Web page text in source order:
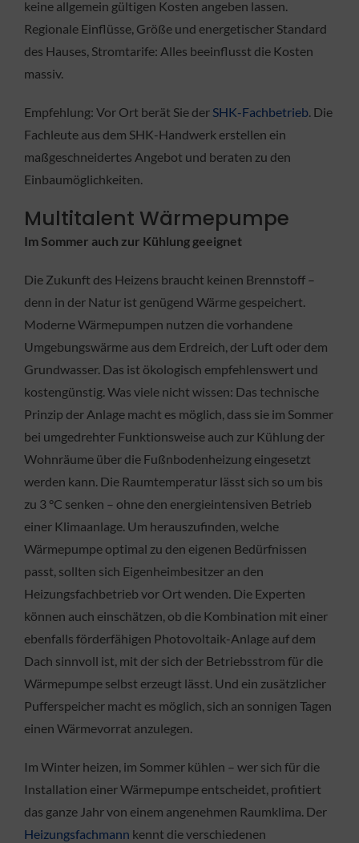
keine allgemein gültigen Kosten angeben lassen.
Regionale Einflüsse, Größe und energetischer Standard
des Hauses, Stromtarife: Alles beeinflusst die Kosten
massiv.
Empfehlung: Vor Ort berät Sie derSHK-Fachbetrieb. Die
Fachleute aus dem SHK-Handwerk erstellen ein
maßgeschneidertes Angebot und beraten zu den
Einbaumöglichkeiten.
Multitalent Wärmepumpe
Im Sommer auch zur Kühlung geeignet
Die Zukunft des Heizens braucht keinen Brennstoff –
denn in der Natur ist genügend Wärme gespeichert.
Moderne Wärmepumpen nutzen die vorhandene
Umgebungswärme aus dem Erdreich, der Luft oder dem
Grundwasser. Das ist ökologisch empfehlenswert und
kostengünstig. Was viele nicht wissen: Das technische
Prinzip der Anlage macht es möglich, dass sie im Sommer
bei umgedrehter Funktionsweise auch zur Kühlung der
Wohnräume über die Fußnbodenheizung eingesetzt
werden kann. Die Raumtemperatur lässt sich so um bis
zu 3 °C senken – ohne den energieintensiven Betrieb
einer Klimaanlage. Um herauszufinden, welche
Wärmepumpe optimal zu den eigenen Bedürfnissen
passt, sollten sich Eigenheimbesitzer an den
Heizungsfachbetrieb vor Ort wenden. Die Experten
können auch einschätzen, ob die Kombination mit einer
ebenfalls förderfähigen Photovoltaik-Anlage auf dem
Dach sinnvoll ist, mit der sich der Betriebsstrom für die
Wärmepumpe selbst erzeugt lässt. Und ein zusätzlicher
Pufferspeicher macht es möglich, sich an sonnigen Tagen
einen Wärmevorrat anzulegen.
Im Winter heizen, im Sommer kühlen – wer sich für die
Installation einer Wärmepumpe entscheidet, profitiert
das ganze Jahr von einem angenehmen Raumklima. Der
Heizungsfachmann kennt die verschiedenen